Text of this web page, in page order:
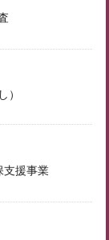
）
支援事業